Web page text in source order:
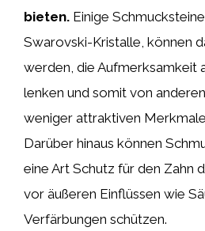
bieten. Einige
Swarovski-Kristalle, können
werden, die Aufmerksamkeit
lenken und somit von
weniger attraktiven
Darüber hinaus können
eine Art Schutz für den Zahn
vor äußeren Einflüssen wie
Verfärbungen schützen.